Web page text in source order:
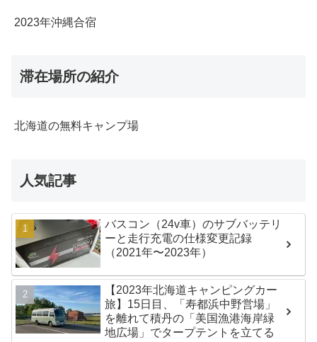
2023年沖縄合宿
滞在場所の紹介
北海道の無料キャンプ場
人気記事
バスコン（24v車）のサブバッテリ
ーと走行充電の仕様変更記録
（2021年〜2023年）
【2023年北海道キャンピングカー
旅】15日目、「寿都浜中野営場」
を離れて積丹の「美国漁港海岸緑
地広場」でタープテントを立てる